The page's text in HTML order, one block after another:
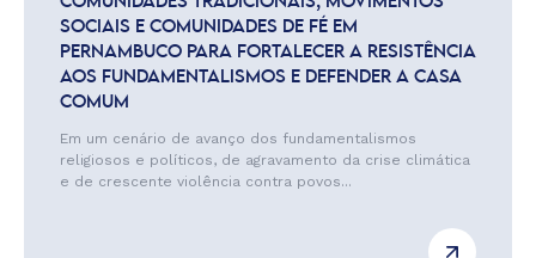
SOCIAIS E COMUNIDADES DE FÉ EM
PERNAMBUCO PARA FORTALECER A RESISTÊNCIA
AOS FUNDAMENTALISMOS E DEFENDER A CASA
COMUM
Em um cenário de avanço dos fundamentalismos
religiosos e políticos, de agravamento da crise climática
e de crescente violência contra povos...